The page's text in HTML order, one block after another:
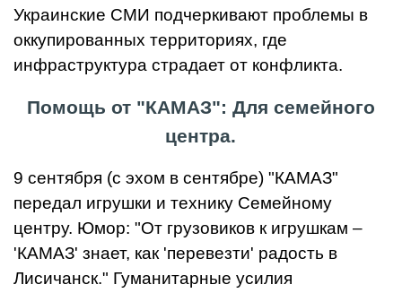
Украинские СМИ подчеркивают проблемы в
оккупированных территориях, где
инфраструктура страдает от конфликта.
Помощь от "КАМАЗ": Для семейного
центра.
9 сентября (с эхом в сентябре) "КАМАЗ"
передал игрушки и технику Семейному
центру. Юмор: "От грузовиков к игрушкам –
'КАМАЗ' знает, как 'перевезти' радость в
Лисичанск." Гуманитарные усилия